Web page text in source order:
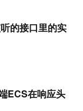
的接口里的实
ECS在响应头